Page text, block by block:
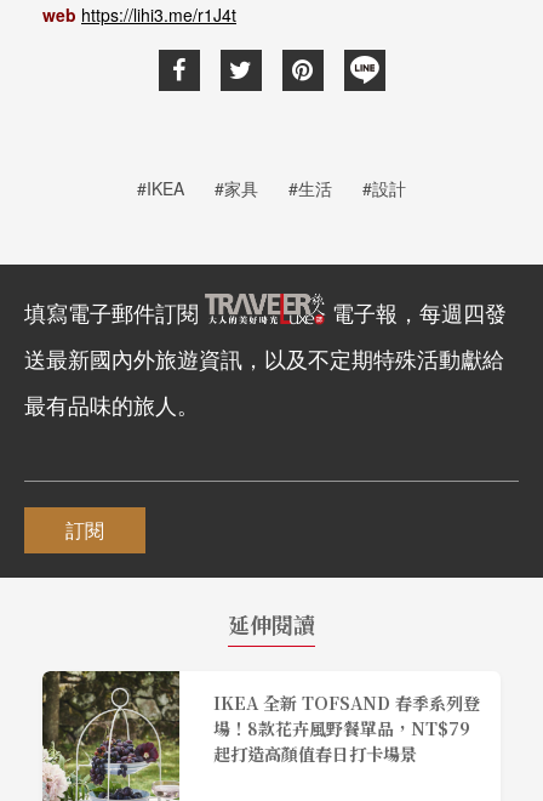
web https://lihi3.me/r1J4t
#IKEA #家具 #生活 #設計
填寫電子郵件訂閱
電子報，每週四發
送最新國內外旅遊資訊，以及不定期特殊活動獻給
最有品味的旅人。
訂閱
延伸閱讀
IKEA 全新 TOFSAND 春季系列登
場！8款花卉風野餐單品，NT$79
起打造高顏值春日打卡場景